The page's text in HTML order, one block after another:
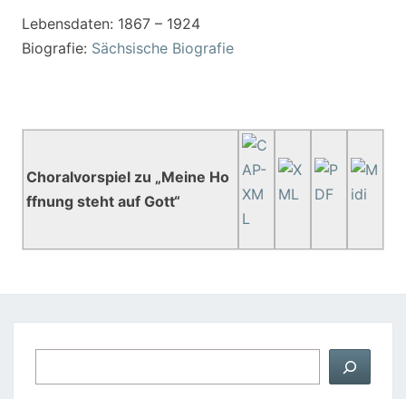
Lebensdaten: 1867 – 1924
Biografie: Sächsische Biografie
Choralvorspiel zu „Meine Ho
ffnung steht auf Gott“